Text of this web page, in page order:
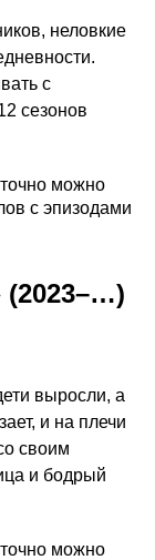
неловкие
с
сезонов
выросли, а
и на плечи
своим
и бодрый